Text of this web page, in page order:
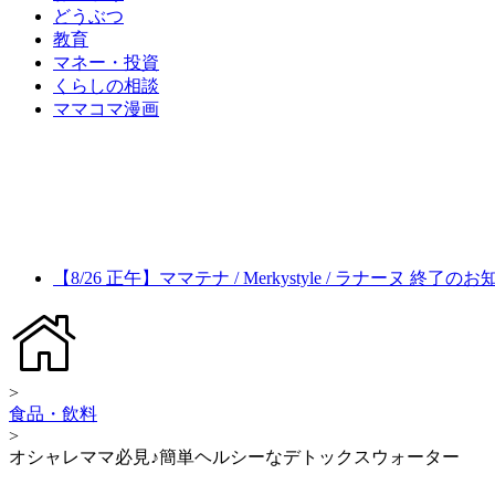
どうぶつ
教育
マネー・投資
くらしの相談
ママコマ漫画
【8/26 正午】ママテナ / Merkystyle / ラナーヌ 終了のお
>
食品・飲料
>
オシャレママ必見♪簡単ヘルシーなデトックスウォーター